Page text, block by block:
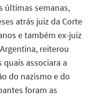
últimas semanas,
atrás juiz da Corte
e também ex-juiz
reiterou
quais associara a
do nazismo e do
foram as